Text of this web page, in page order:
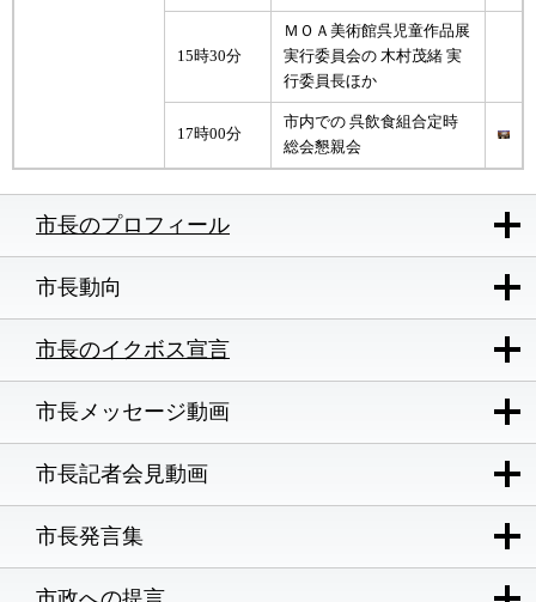
15時30分
ＭＯＡ美術館呉児童作品展
実行委員会の 木村茂緒 実
行委員長ほか
17時00分
市内での 呉飲食組合定時
総会懇親会
市長のプロフィール
市長動向
市長のイクボス宣言
市長メッセージ動画
市長記者会見動画
市長発言集